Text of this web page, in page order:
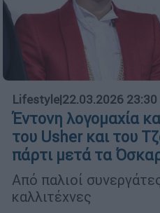
Lifestyle|22.03.2026 23:30
Έντονη λογομαχία
του Usher και του
πάρτι μετά τα
Από παλιοί
καλλιτέχνες